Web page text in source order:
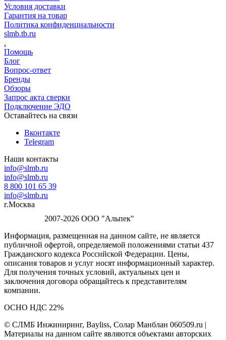
Условия доставки
Гарантия на товар
Политика конфиденциальности
slmb.tb.ru
.
Помощь
Блог
Вопрос-ответ
Бренды
Обзоры
Запрос акта сверки
Подключение ЭДО
Оставайтесь на связи
Вконтакте
Telegram
Наши контакты
info@slmb.ru
info@slmb.ru
8 800 101 65 39
info@slmb.ru
г.Москва
2007-2026 ООО "Альпек"
Информация, размещенная на данном сайте, не является
публичной офертой, определяемой положениями статьи 437
Гражданского кодекса Российской Федерации. Цены,
описания товаров и услуг носят информационный характер.
Для получения точных условий, актуальных цен и
заключения договора обращайтесь к представителям
компании.
ОСНО НДС 22%
© СЛМБ Инжиниринг, Bayliss, Солар Манблан 060509.ru |
Материалы на данном сайте являются объектами авторских